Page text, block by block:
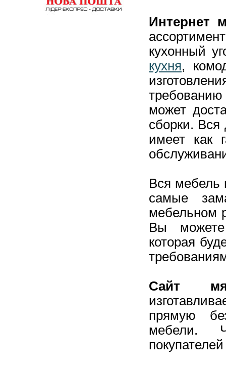
Интернет
кухонный
кухня,
может
сборки.
имеет как
Вся мебель
самые
мебельном
Вы можете
которая
Сайт
прямую
мебели.